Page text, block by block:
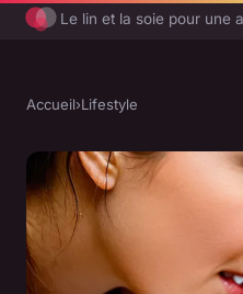
Le lin et la soie pour une
Accueil›Lifestyle